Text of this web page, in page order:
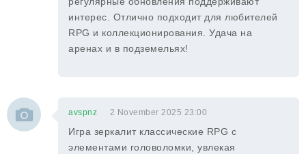
интерес. Отлично подходит для любителей
RPG и коллекционирования. Удача на
аренах и в подземельях!
avspnz 2 November 2025 23:00
Игра зеркалит классические RPG с
элементами головоломки, увлекая